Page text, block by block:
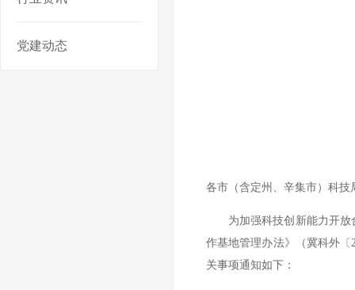
党建动态
各市（含定州、辛集市）科
为加强科技创新能力开放合
作基地管理办法》（冀科外〔
关事项通知如下：